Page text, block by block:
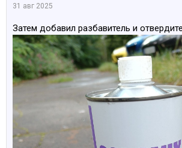
31 авг 2025
Затем добавил разбавитель и